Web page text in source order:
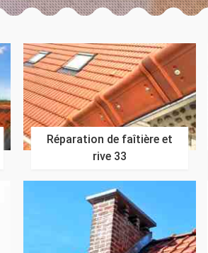
Réparation de faîtière et
rive 33